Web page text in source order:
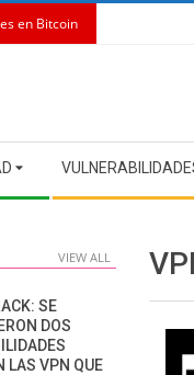
en Bitcoin
VIEW ALL
SE
DOS
LAS VPN QUE